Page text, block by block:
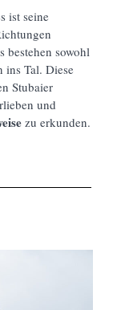
ist seine
bestehen sowohl
ins Tal. Diese
Stubaier
und
zu erkunden.